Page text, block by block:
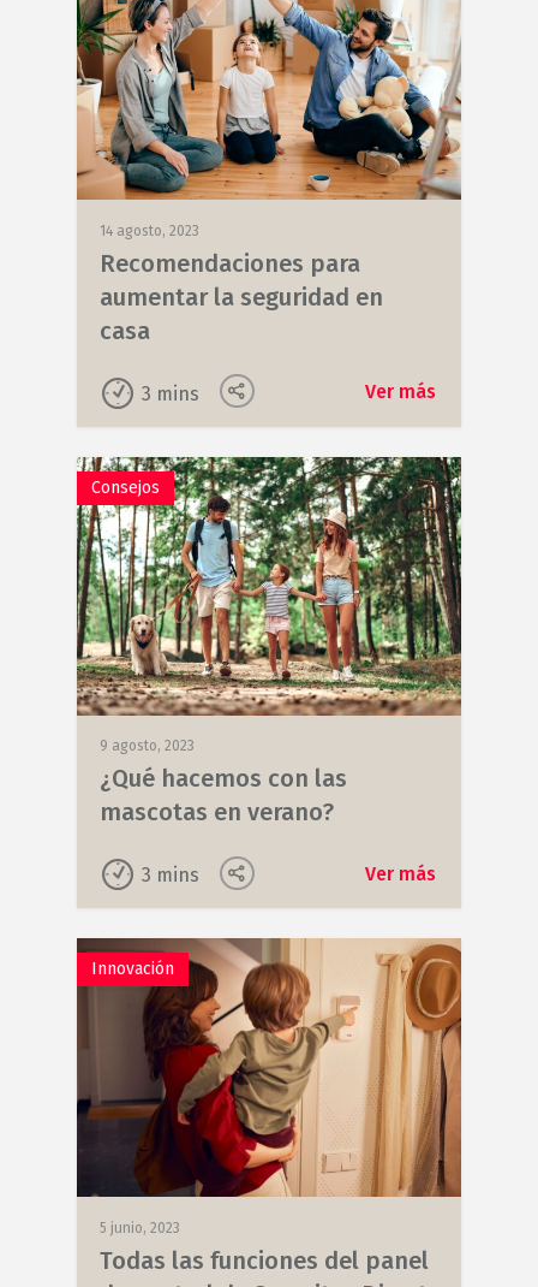
14 agosto, 2023
Recomendaciones para
aumentar la seguridad en
casa
3 mins Ver más
Consejos
9 agosto, 2023
¿Qué hacemos con las
mascotas en verano?
3 mins Ver más
Innovación
5 junio, 2023
Todas las funciones del panel